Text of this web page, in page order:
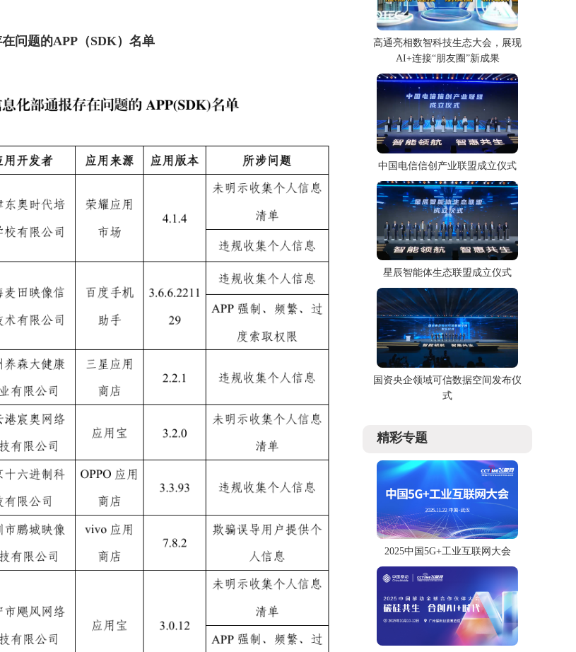
问题的APP（SDK）名单
高通亮相数智科技生态大会，展现
AI+连接“朋友圈”新成果
中国电信信创产业联盟成立仪式
星辰智能体生态联盟成立仪式
国资央企领域可信数据空间发布仪
式
精彩专题
2025中国5G+工业互联网大会